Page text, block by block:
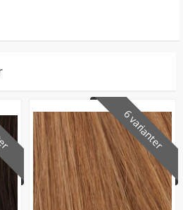
av microringar - Svart
★ ★★
6 varianter